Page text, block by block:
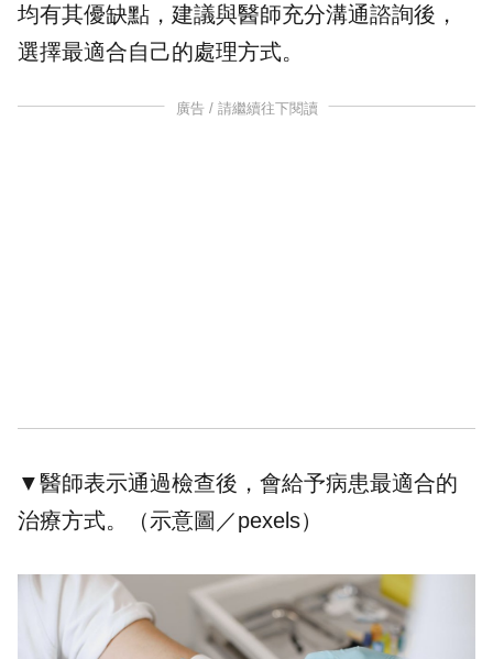
均有其優缺點，建議與醫師充分溝通諮詢後，
選擇最適合自己的處理方式。
廣告 / 請繼續往下閱讀
▼醫師表示通過檢查後，會給予病患最適合的
治療方式。（示意圖／pexels）